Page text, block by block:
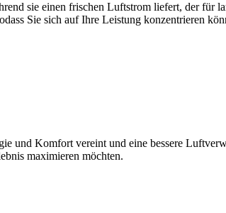
sie einen frischen Luftstrom liefert, der für
Sie sich auf Ihre Leistung konzentrieren
und Komfort vereint und eine bessere
maximieren möchten.